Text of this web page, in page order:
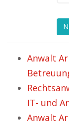
Anwalt
IT- und
Anwalt